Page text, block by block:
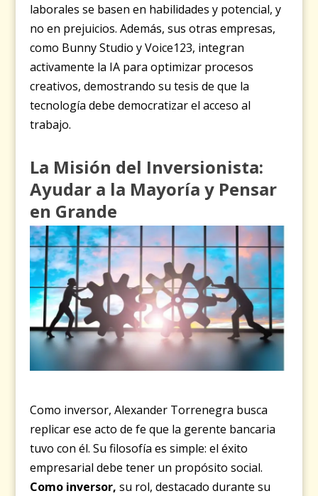
laborales se basen en habilidades y potencial, y
no en prejuicios. Además, sus otras empresas,
como Bunny Studio y Voice123, integran
activamente la IA para optimizar procesos
creativos, demostrando su tesis de que la
tecnología debe democratizar el acceso al
trabajo.
La Misión del Inversionista:
Ayudar a la Mayoría y Pensar
en Grande
Como inversor, Alexander Torrenegra busca
replicar ese acto de fe que la gerente bancaria
tuvo con él. Su filosofía es simple: el éxito
empresarial debe tener un propósito social.
Como inversor, su rol, destacado durante su